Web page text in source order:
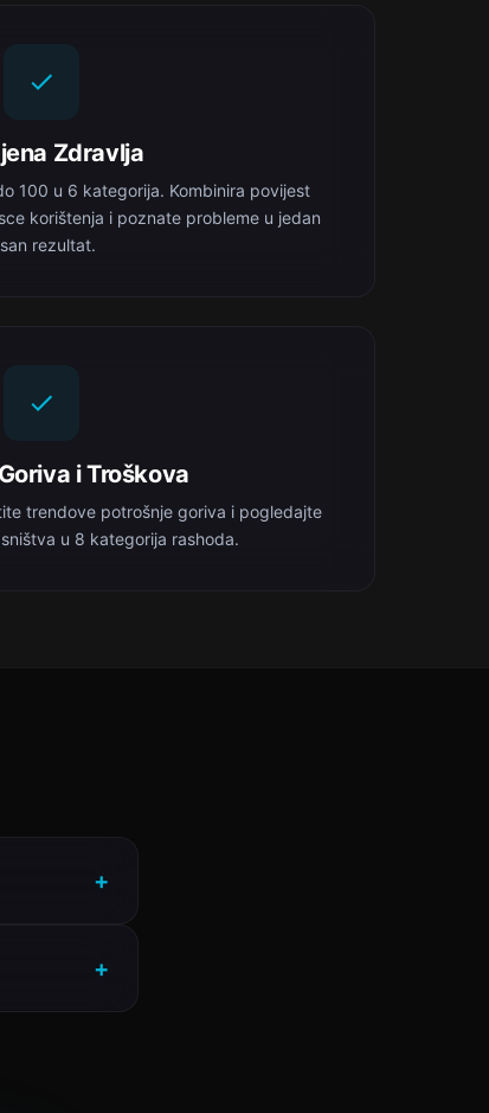
Zdravlja
100 u 6 kategorija. Kombinira povijest
korištenja i poznate probleme u jedan
rezultat.
i Troškova
trendove potrošnje goriva i pogledajte
u 8 kategorija rashoda.